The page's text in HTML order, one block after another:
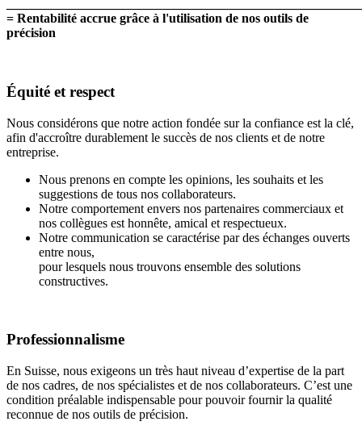
= Rentabilité accrue grâce à l'utilisation de nos outils de
précision
Équité et respect
Nous considérons que notre action fondée sur la confiance est la clé,
afin d'accroître durablement le succès de nos clients et de notre
entreprise.
Nous prenons en compte les opinions, les souhaits et les
suggestions de tous nos collaborateurs.
Notre comportement envers nos partenaires commerciaux et
nos collègues est honnête, amical et respectueux.
Notre communication se caractérise par des échanges ouverts
entre nous,
pour lesquels nous trouvons ensemble des solutions
constructives.
Professionnalisme
En Suisse, nous exigeons un très haut niveau d’expertise de la part
de nos cadres, de nos spécialistes et de nos collaborateurs. C’est une
condition préalable indispensable pour pouvoir fournir la qualité
reconnue de nos outils de précision.